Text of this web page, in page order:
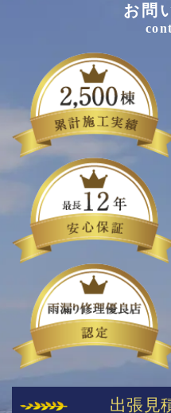
お問
出張見